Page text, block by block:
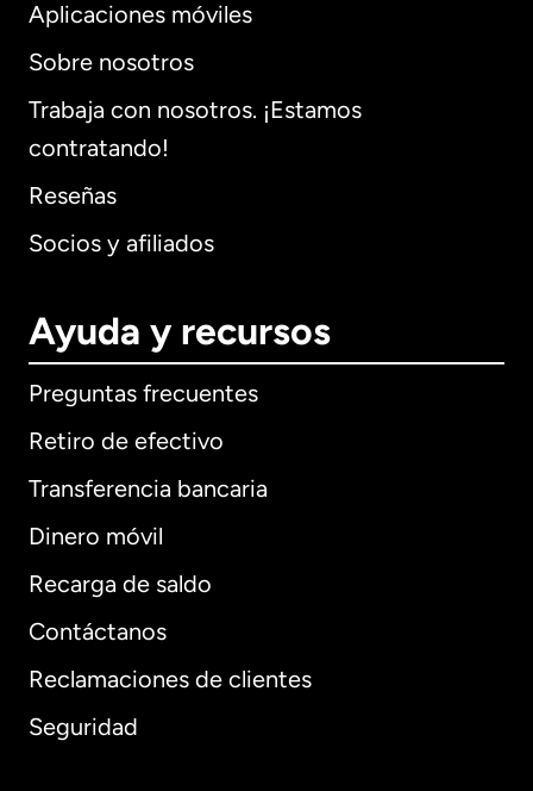
Aplicaciones móviles
Sobre nosotros
Trabaja con nosotros. ¡Estamos
contratando!
Reseñas
Socios y afiliados
Ayuda y recursos
Preguntas frecuentes
Retiro de efectivo
Transferencia bancaria
Dinero móvil
Recarga de saldo
Contáctanos
Reclamaciones de clientes
Seguridad